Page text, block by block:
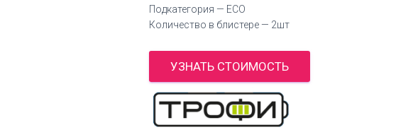
Подкатегория — ECO
Количество в блистере — 2шт
УЗНАТЬ СТОИМОСТЬ